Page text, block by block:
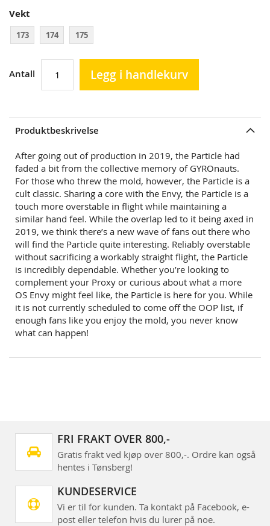
Vekt
173 174 175
Antall Legg i handlekurv
Produktbeskrivelse
After going out of production in 2019, the Particle had
faded a bit from the collective memory of GYROnauts.
For those who threw the mold, however, the Particle is a
cult classic. Sharing a core with the Envy, the Particle is a
touch more overstable in flight while maintaining a
similar hand feel. While the overlap led to it being axed in
2019, we think there’s a new wave of fans out there who
will find the Particle quite interesting. Reliably overstable
without sacrificing a workably straight flight, the Particle
is incredibly dependable. Whether you’re looking to
complement your Proxy or curious about what a more
OS Envy might feel like, the Particle is here for you. While
it is not currently scheduled to come off the OOP list, if
enough fans like you enjoy the mold, you never know
what can happen!
FRI FRAKT OVER 800,-
Gratis frakt ved kjøp over 800,-. Ordre kan også
hentes i Tønsberg!
KUNDESERVICE
Vi er til for kunden. Ta kontakt på Facebook, e-
post eller telefon hvis du lurer på noe.